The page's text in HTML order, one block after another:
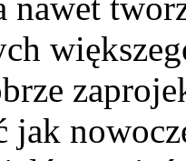
jak